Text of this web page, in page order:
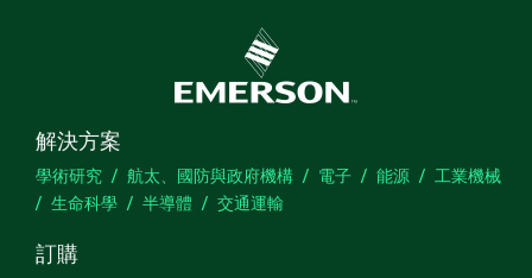
解決方案
學術研究 航太、國防與政府機構 電子 能源
工業機械
生命科學
半導體 交通運輸
訂購